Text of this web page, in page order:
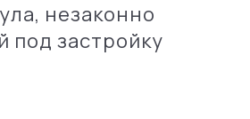
незаконно
под застройку